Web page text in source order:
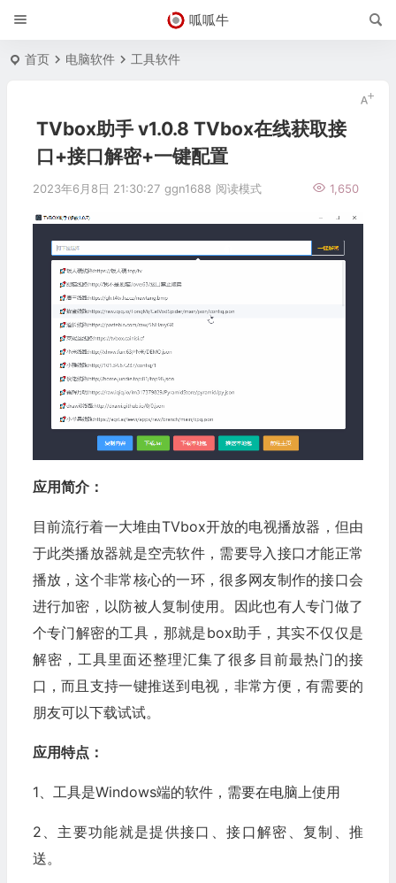
呱呱牛
首页 电脑软件 工具软件
TVbox助手 v1.0.8 TVbox在线获取接
口+接口解密+一键配置
2023年6月8日 21:30:27 ggn1688 1,650
阅读模式
应用简介：
目前流行着一大堆由TVbox开放的电视播放器，但由
于此类播放器就是空壳软件，需要导入接口才能正常
播放，这个非常核心的一环，很多网友制作的接口会
进行加密，以防被人复制使用。因此也有人专门做了
个专门解密的工具，那就是box助手，其实不仅仅是
解密，工具里面还整理汇集了很多目前最热门的接
口，而且支持一键推送到电视，非常方便，有需要的
朋友可以下载试试。
应用特点：
1、工具是Windows端的软件，需要在电脑上使用
2、主要功能就是提供接口、接口解密、复制、推
送。